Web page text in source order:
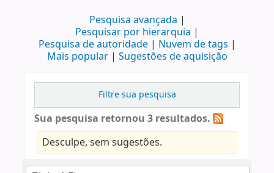
Pesquisa avançada
Pesquisar por hierarquia
Pesquisa de autoridade
Nuvem de tags
Mais popular
Sugestões de aquisição
Filtre sua pesquisa
Sua pesquisa retornou 3 resultados.
Desculpe, sem sugestões.